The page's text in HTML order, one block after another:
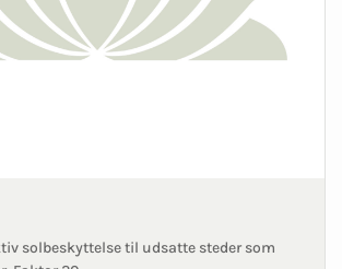
solbeskyttelse til udsatte steder som